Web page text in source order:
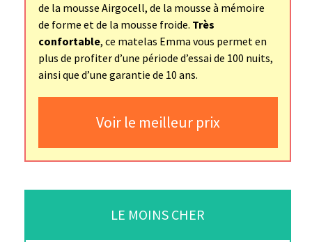
de la mousse Airgocell, de la mousse à mémoire
de forme et de la mousse froide. Très
confortable, ce matelas Emma vous permet en
plus de profiter d’une période d’essai de 100 nuits,
ainsi que d’une garantie de 10 ans.
Voir le meilleur prix
LE MOINS CHER